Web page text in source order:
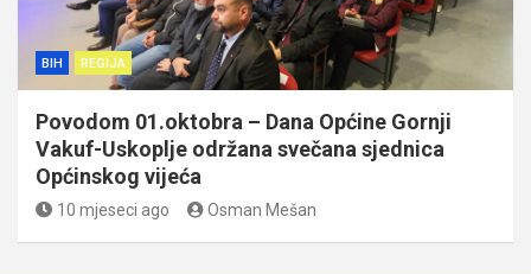
BIH REGIJA
Povodom 01.oktobra – Dana Općine Gornji
Vakuf-Uskoplje održana svečana sjednica
Općinskog vijeća
10 mjeseci ago Osman Mešan